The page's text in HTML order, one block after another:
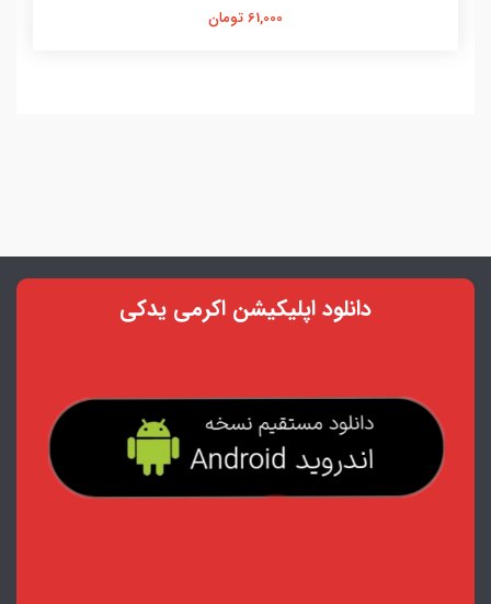
61,000 تومان
دانلود اپلیکیشن اکرمی یدکی